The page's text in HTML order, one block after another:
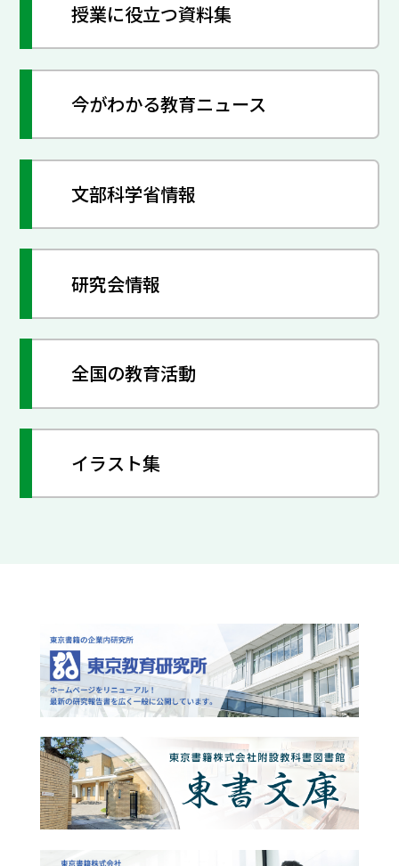
授業に役立つ資料集
今がわかる教育ニュース
文部科学省情報
研究会情報
全国の教育活動
イラスト集